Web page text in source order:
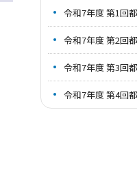
令和7年度 第1回
令和7年度 第2回
令和7年度 第3回
令和7年度 第4回